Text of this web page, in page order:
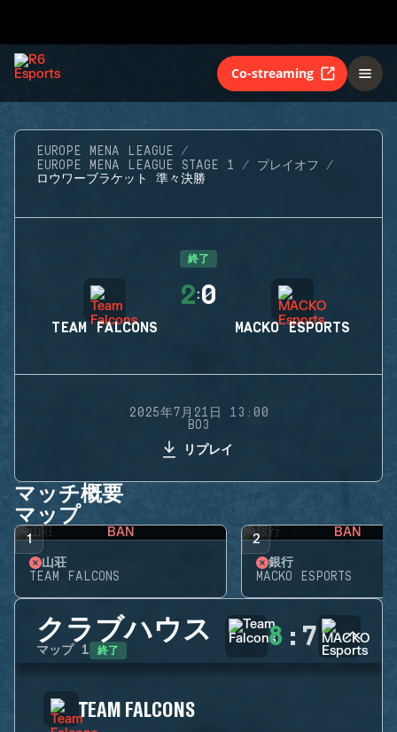
Co-streaming
EUROPE MENA LEAGUE
EUROPE MENA LEAGUE STAGE 1
プレイオフ
ロウワーブラケット 準々決勝
終了
TEAM FALCONS
2:0
MACKO ESPORTS
2025年7月21日 13:00
BO3
リプレイ
マッチ概要
マップ
1 BAN
山荘
TEAM FALCONS
2 BAN
銀行
MACKO ESPORTS
クラブハウス
マップ 1 終了 8 : 7
TEAM FALCONS